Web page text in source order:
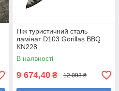
Ніж туристичний сталь
ламінат D103 Gorillas BBQ
KN228
В наявності
9 674,40 ₴ 12 093 ₴